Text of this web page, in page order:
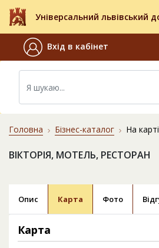
Універсальний львівський
Вхід в кабінет
Головна Бізнес-каталог На карті
ВІКТОРІЯ, МОТЕЛЬ, РЕСТОРАН
Опис Карта Фото
Карта